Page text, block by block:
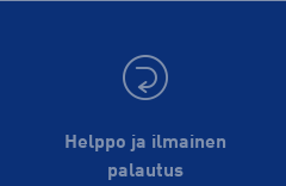
Helppo ja ilmainen
palautus